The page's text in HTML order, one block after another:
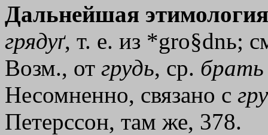
Дальнейшая
грядуґ, т. е. из *gro§dnь;
Возм., от грудь, ср. брать
Несомненно, связано с
Петерссон, там же, 378.